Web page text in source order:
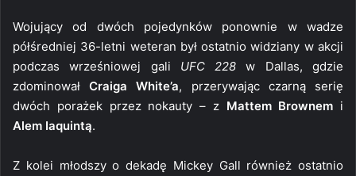
Wojujący od dwóch pojedynków ponownie w wadze
półśredniej 36-letni weteran był ostatnio widziany w akcji
podczas wrześniowej gali UFC 228 w Dallas, gdzie
zdominowałCraiga White’a, przerywając czarną serię
dwóch porażek przez nokauty – z Mattem Brownem i
Alem Iaquintą.
Z kolei młodszy o dekadę Mickey Gall również ostatnio